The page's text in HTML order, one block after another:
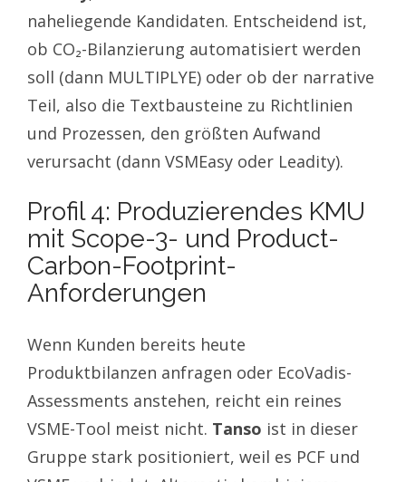
naheliegende Kandidaten. Entscheidend ist,
ob CO₂-Bilanzierung automatisiert werden
soll (dann MULTIPLYE) oder ob der narrative
Teil, also die Textbausteine zu Richtlinien
und Prozessen, den größten Aufwand
verursacht (dann VSMEasy oder Leadity).
Profil 4: Produzierendes KMU
mit Scope-3- und Product-
Carbon-Footprint-
Anforderungen
Wenn Kunden bereits heute
Produktbilanzen anfragen oder EcoVadis-
Assessments anstehen, reicht ein reines
VSME-Tool meist nicht. Tanso ist in dieser
Gruppe stark positioniert, weil es PCF und